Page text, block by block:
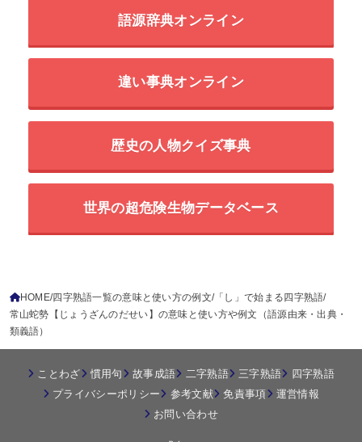
語源辞典オンライン
違い事典オンライン
歴史の人物クイズ事典
世界の超危険生物データベース
HOME 四字熟語一覧の意味と使い方の例文 「し」で始まる四字熟語
常山蛇勢【じょうざんのだせい】の意味と使い方や例文（語源由来・出典・
類義語）
ことわざ 慣用句 故事成語 二字熟語 三字熟語
四字熟語
プライバシーポリシー
参考文献 免責事項
運営情報
お問い合わせ